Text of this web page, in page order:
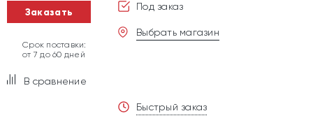
Заказать
Срок поставки:
от 7 до 60 дней
В сравнение
Под заказ
Выбрать магазин
Быстрый заказ